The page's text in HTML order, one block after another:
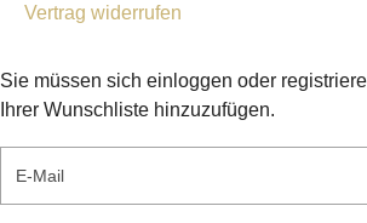
Vertrag widerrufen
Sie müssen sich einloggen oder
Ihrer Wunschliste hinzuzufügen.
E-Mail